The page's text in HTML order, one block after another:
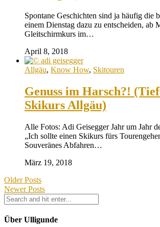
Spontane Geschichten sind ja häufig die
einem Dienstag dazu zu entscheiden, ab
Gleitschirmkurs im…
April 8, 2018
Allgäu, Know How, Skitouren
Genuss im Harsch?!
Skikurs Allgäu)
Alle Fotos: Adi Geisegger Jahr um Jahr
„Ich sollte einen Skikurs fürs
Souveränes Abfahren…
März 19, 2018
Older Posts
Newer Posts
Über Ulligunde